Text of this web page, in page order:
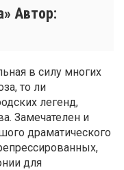
Автор:
в силу многих
то ли
легенд,
Замечателен и
драматического
для